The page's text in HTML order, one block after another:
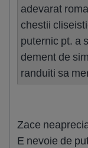
adevarat
chestii
puternic pt. a
dement de
randuiti sa
Zace
E nevoie de